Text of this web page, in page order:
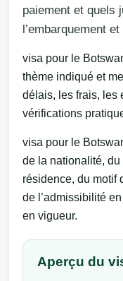
paiement et quels
l’embarquement et
visa pour le
thème indiqué et
délais, les frais, les
vérifications
visa pour le
de la nationalité,
résidence, du motif
de l’admissibilité
en vigueur.
Aperçu du